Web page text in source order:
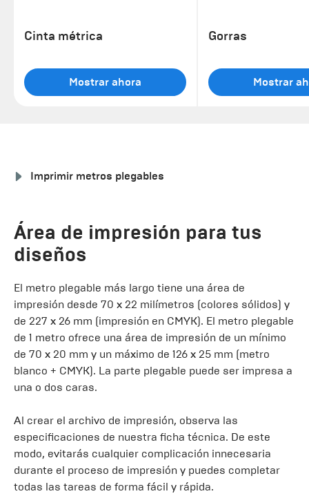
Cinta métrica
Mostrar ahora
Gorras
Mostrar
Imprimir metros plegables
Área de impresión para tus
diseños
El metro plegable más largo tiene una área de
impresión desde 70 x 22 milímetros (colores sólidos) y
de 227 x 26 mm (impresión en CMYK). El metro plegable
de 1 metro ofrece una área de impresión de un mínimo
de 70 x 20 mm y un máximo de 126 x 25 mm (metro
blanco + CMYK). La parte plegable puede ser impresa a
una o dos caras.
Al crear el archivo de impresión, observa las
especificaciones de nuestra ficha técnica. De este
modo, evitarás cualquier complicación innecesaria
durante el proceso de impresión y puedes completar
todas las tareas de forma fácil y rápida.